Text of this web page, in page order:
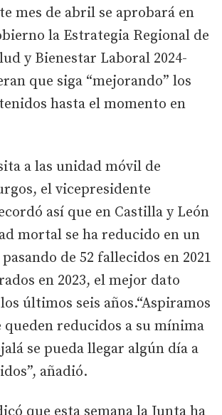
mes de abril se aprobará en
la Estrategia Regional de
y Bienestar Laboral 2024-
que siga “mejorando” los
hasta el momento en
a las unidad móvil de
el vicepresidente
así que en Castilla y León
mortal se ha reducido en un
de 52 fallecidos en 2021
en 2023, el mejor dato
últimos seis años.“Aspiramos
queden reducidos a su mínima
se pueda llegar algún día a
añadió.